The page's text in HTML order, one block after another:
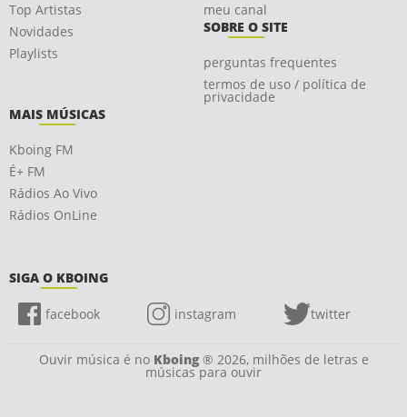
Top Artistas
Novidades
Playlists
meu canal
SOBRE O SITE
perguntas frequentes
termos de uso / política de
privacidade
MAIS MÚSICAS
Kboing FM
É+ FM
Rádios Ao Vivo
Rádios OnLine
SIGA O KBOING
facebook instagram twitter
Ouvir música é no Kboing® 2026, milhões de letras e
músicas para ouvir